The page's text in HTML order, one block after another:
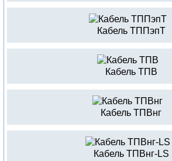
Кабель ТППэпТ
Кабель ТПВ
Кабель ТПВнг
Кабель ТПВнг-LS